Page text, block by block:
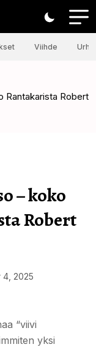
Viihde
Rantakarista Robert
– koko
Robert
4, 2025
“viivi
yksi